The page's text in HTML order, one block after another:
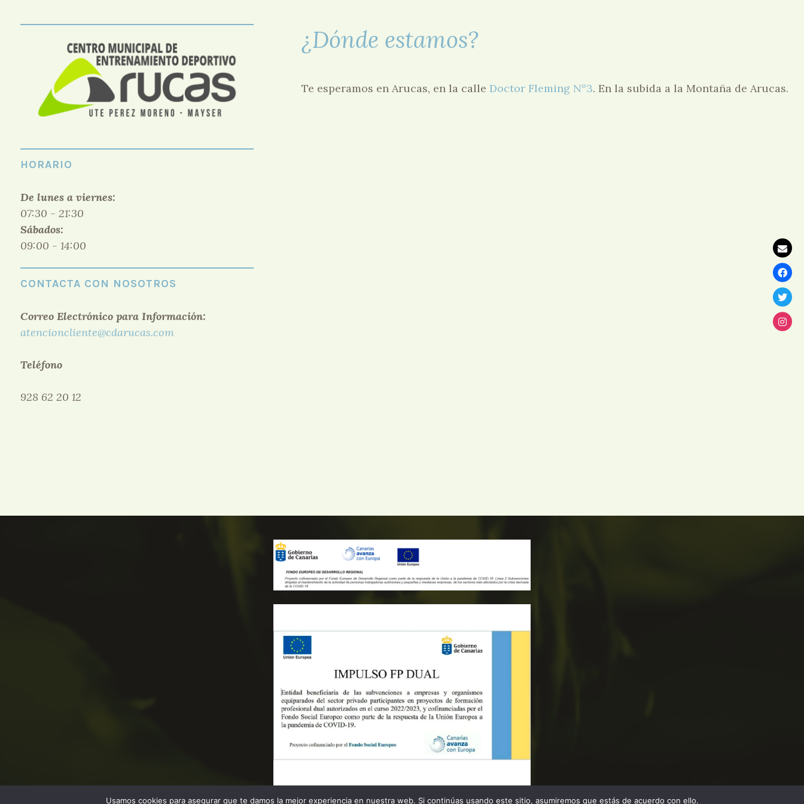
Ludoteca –
SPA – Step –
¿Dónde estamos?
Te esperamos en Arucas, en la calle Doctor Fleming Nº3. En la subida a la Montaña de Arucas.
HORARIO
De lunes a viernes:
07:30 - 21:30
Sábados:
09:00 - 14:00
CONTACTA CON NOSOTROS
Correo Electrónico para Información:
atencioncliente@cdarucas.com
Teléfono
928 62 20 12
Usamos cookies para asegurar que te damos la mejor experiencia en nuestra web. Si continúas usando este sitio, asumiremos que estás de acuerdo con ello.